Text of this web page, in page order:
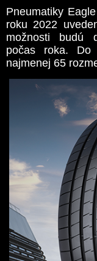
Pneumatiky
roku 2022
možnosti budú
počas roka.
najmenej 65